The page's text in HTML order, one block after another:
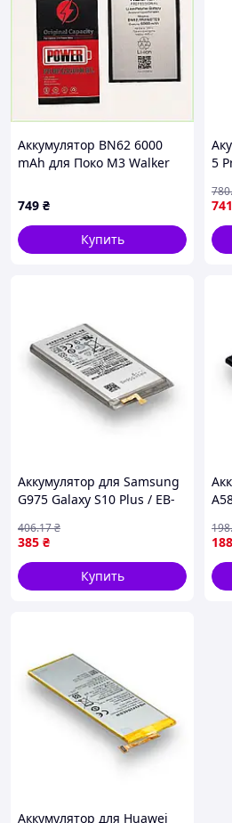
Аккумулятор BN62 6000
mAh для Поко М3 Walker
749 ₴
Купить
5
741
780
Аккумулятор для Samsung
G975 Galaxy S10 Plus / EB-
(17000981)
385 ₴
406.17₴
Купить
188
198
Аккумулятор для Huawei